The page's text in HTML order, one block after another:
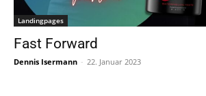
Landingpages
Fast Forward
Dennis Isermann - 22. Januar 2023